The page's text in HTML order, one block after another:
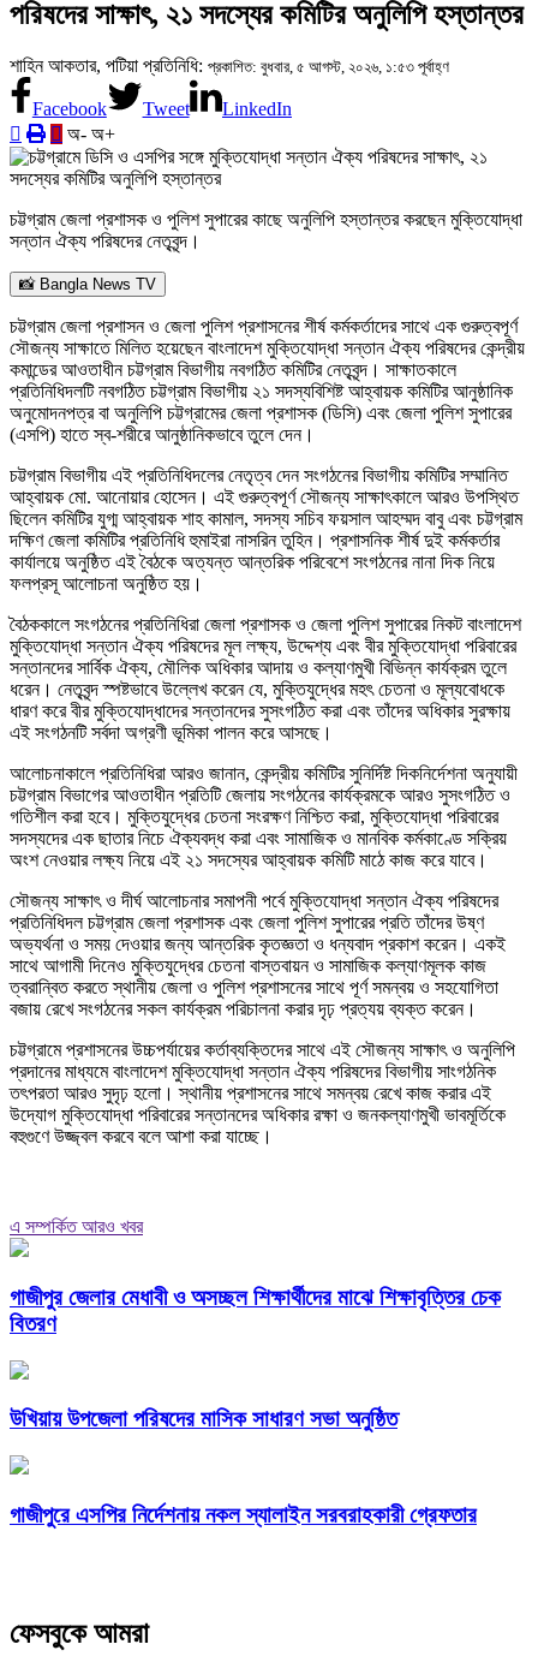
পরিষদের সাক্ষাৎ, ২১ সদস্যের কমিটির অনুলিপি হস্তান্তর
শাহিন আকতার, পটিয়া প্রতিনিধি: প্রকাশিত: বুধবার, ৫ আগস্ট, ২০২৬, ১:৫৩ পূর্বাহ্ণ
Facebook Tweet
LinkedIn
অ- অ+
চট্টগ্রাম জেলা প্রশাসক ও পুলিশ সুপারের কাছে অনুলিপি হস্তান্তর করছেন মুক্তিযোদ্ধা
সন্তান ঐক্য পরিষদের নেতৃবৃন্দ।
📸 Bangla News TV
চট্টগ্রাম জেলা প্রশাসন ও জেলা পুলিশ প্রশাসনের শীর্ষ কর্মকর্তাদের সাথে এক গুরুত্বপূর্ণ
সৌজন্য সাক্ষাতে মিলিত হয়েছেন বাংলাদেশ মুক্তিযোদ্ধা সন্তান ঐক্য পরিষদের কেন্দ্রীয়
কমান্ডের আওতাধীন চট্টগ্রাম বিভাগীয় নবগঠিত কমিটির নেতৃবৃন্দ। সাক্ষাতকালে
প্রতিনিধিদলটি নবগঠিত চট্টগ্রাম বিভাগীয় ২১ সদস্যবিশিষ্ট আহ্বায়ক কমিটির আনুষ্ঠানিক
অনুমোদনপত্র বা অনুলিপি চট্টগ্রামের জেলা প্রশাসক (ডিসি) এবং জেলা পুলিশ সুপারের
(এসপি) হাতে স্ব-শরীরে আনুষ্ঠানিকভাবে তুলে দেন।
চট্টগ্রাম বিভাগীয় এই প্রতিনিধিদলের নেতৃত্ব দেন সংগঠনের বিভাগীয় কমিটির সম্মানিত
আহ্বায়ক মো. আনোয়ার হোসেন। এই গুরুত্বপূর্ণ সৌজন্য সাক্ষাৎকালে আরও উপস্থিত
ছিলেন কমিটির যুগ্ম আহ্বায়ক শাহ কামাল, সদস্য সচিব ফয়সাল আহম্মদ বাবু এবং চট্টগ্রাম
দক্ষিণ জেলা কমিটির প্রতিনিধি হুমাইরা নাসরিন তুহিন। প্রশাসনিক শীর্ষ দুই কর্মকর্তার
কার্যালয়ে অনুষ্ঠিত এই বৈঠকে অত্যন্ত আন্তরিক পরিবেশে সংগঠনের নানা দিক নিয়ে
ফলপ্রসূ আলোচনা অনুষ্ঠিত হয়।
বৈঠককালে সংগঠনের প্রতিনিধিরা জেলা প্রশাসক ও জেলা পুলিশ সুপারের নিকট বাংলাদেশ
মুক্তিযোদ্ধা সন্তান ঐক্য পরিষদের মূল লক্ষ্য, উদ্দেশ্য এবং বীর মুক্তিযোদ্ধা পরিবারের
সন্তানদের সার্বিক ঐক্য, মৌলিক অধিকার আদায় ও কল্যাণমুখী বিভিন্ন কার্যক্রম তুলে
ধরেন। নেতৃবৃন্দ স্পষ্টভাবে উল্লেখ করেন যে, মুক্তিযুদ্ধের মহৎ চেতনা ও মূল্যবোধকে
ধারণ করে বীর মুক্তিযোদ্ধাদের সন্তানদের সুসংগঠিত করা এবং তাঁদের অধিকার সুরক্ষায়
এই সংগঠনটি সর্বদা অগ্রণী ভূমিকা পালন করে আসছে।
আলোচনাকালে প্রতিনিধিরা আরও জানান, কেন্দ্রীয় কমিটির সুনির্দিষ্ট দিকনির্দেশনা অনুযায়ী
চট্টগ্রাম বিভাগের আওতাধীন প্রতিটি জেলায় সংগঠনের কার্যক্রমকে আরও সুসংগঠিত ও
গতিশীল করা হবে। মুক্তিযুদ্ধের চেতনা সংরক্ষণ নিশ্চিত করা, মুক্তিযোদ্ধা পরিবারের
সদস্যদের এক ছাতার নিচে ঐক্যবদ্ধ করা এবং সামাজিক ও মানবিক কর্মকাণ্ডে সক্রিয়
অংশ নেওয়ার লক্ষ্য নিয়ে এই ২১ সদস্যের আহ্বায়ক কমিটি মাঠে কাজ করে যাবে।
সৌজন্য সাক্ষাৎ ও দীর্ঘ আলোচনার সমাপনী পর্বে মুক্তিযোদ্ধা সন্তান ঐক্য পরিষদের
প্রতিনিধিদল চট্টগ্রাম জেলা প্রশাসক এবং জেলা পুলিশ সুপারের প্রতি তাঁদের উষ্ণ
অভ্যর্থনা ও সময় দেওয়ার জন্য আন্তরিক কৃতজ্ঞতা ও ধন্যবাদ প্রকাশ করেন। একই
সাথে আগামী দিনেও মুক্তিযুদ্ধের চেতনা বাস্তবায়ন ও সামাজিক কল্যাণমূলক কাজ
ত্বরান্বিত করতে স্থানীয় জেলা ও পুলিশ প্রশাসনের সাথে পূর্ণ সমন্বয় ও সহযোগিতা
বজায় রেখে সংগঠনের সকল কার্যক্রম পরিচালনা করার দৃঢ় প্রত্যয় ব্যক্ত করেন।
চট্টগ্রামে প্রশাসনের উচ্চপর্যায়ের কর্তাব্যক্তিদের সাথে এই সৌজন্য সাক্ষাৎ ও অনুলিপি
প্রদানের মাধ্যমে বাংলাদেশ মুক্তিযোদ্ধা সন্তান ঐক্য পরিষদের বিভাগীয় সাংগঠনিক
তৎপরতা আরও সুদৃঢ় হলো। স্থানীয় প্রশাসনের সাথে সমন্বয় রেখে কাজ করার এই
উদ্যোগ মুক্তিযোদ্ধা পরিবারের সন্তানদের অধিকার রক্ষা ও জনকল্যাণমুখী ভাবমূর্তিকে
বহুগুণে উজ্জ্বল করবে বলে আশা করা যাচ্ছে।
এ সম্পর্কিত আরও খবর
গাজীপুর জেলার মেধাবী ও অসচ্ছল শিক্ষার্থীদের মাঝে শিক্ষাবৃত্তির চেক
বিতরণ
উখিয়ায় উপজেলা পরিষদের মাসিক সাধারণ সভা অনুষ্ঠিত
গাজীপুরে এসপির নির্দেশনায় নকল স্যালাইন সরবরাহকারী গ্রেফতার
ফেসবুকে আমরা